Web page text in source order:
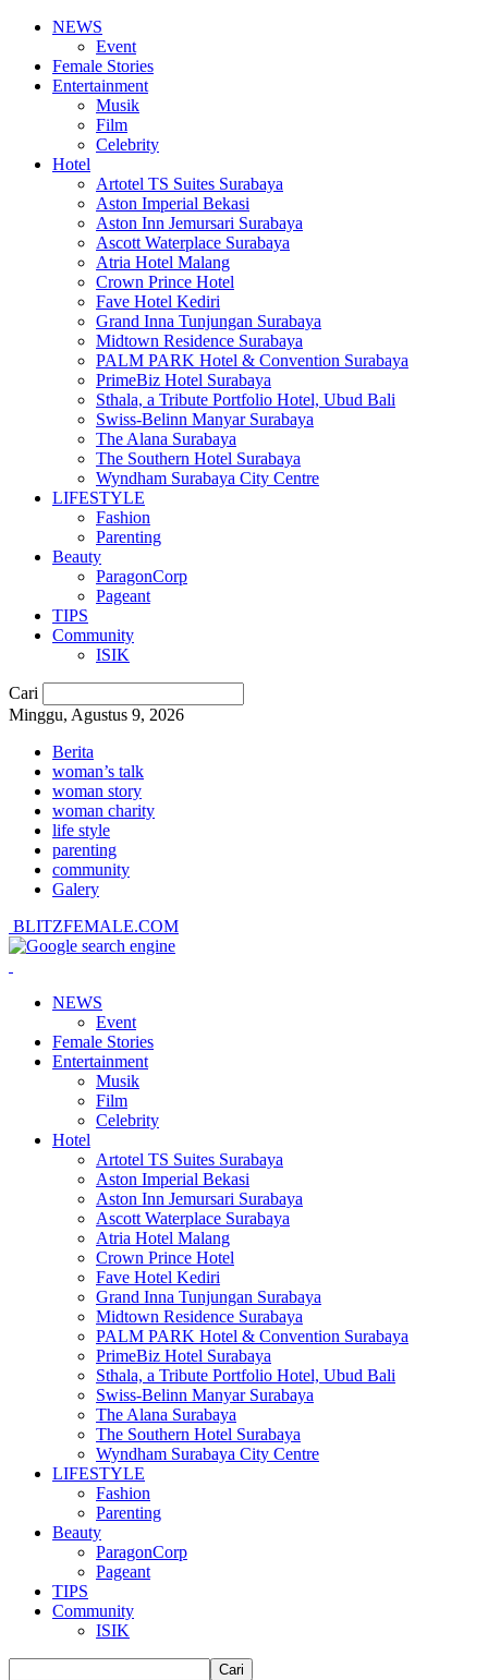
NEWS
Event
Female Stories
Entertainment
Musik
Film
Celebrity
Hotel
Artotel TS Suites Surabaya
Aston Imperial Bekasi
Aston Inn Jemursari Surabaya
Ascott Waterplace Surabaya
Atria Hotel Malang
Crown Prince Hotel
Fave Hotel Kediri
Grand Inna Tunjungan Surabaya
Midtown Residence Surabaya
PALM PARK Hotel & Convention Surabaya
PrimeBiz Hotel Surabaya
Sthala, a Tribute Portfolio Hotel, Ubud Bali
Swiss-Belinn Manyar Surabaya
The Alana Surabaya
The Southern Hotel Surabaya
Wyndham Surabaya City Centre
LIFESTYLE
Fashion
Parenting
Beauty
ParagonCorp
Pageant
TIPS
Community
ISIK
Cari
Minggu, Agustus 9, 2026
Berita
woman’s talk
woman story
woman charity
life style
parenting
community
Galery
BLITZFEMALE.COM
NEWS
Event
Female Stories
Entertainment
Musik
Film
Celebrity
Hotel
Artotel TS Suites Surabaya
Aston Imperial Bekasi
Aston Inn Jemursari Surabaya
Ascott Waterplace Surabaya
Atria Hotel Malang
Crown Prince Hotel
Fave Hotel Kediri
Grand Inna Tunjungan Surabaya
Midtown Residence Surabaya
PALM PARK Hotel & Convention Surabaya
PrimeBiz Hotel Surabaya
Sthala, a Tribute Portfolio Hotel, Ubud Bali
Swiss-Belinn Manyar Surabaya
The Alana Surabaya
The Southern Hotel Surabaya
Wyndham Surabaya City Centre
LIFESTYLE
Fashion
Parenting
Beauty
ParagonCorp
Pageant
TIPS
Community
ISIK